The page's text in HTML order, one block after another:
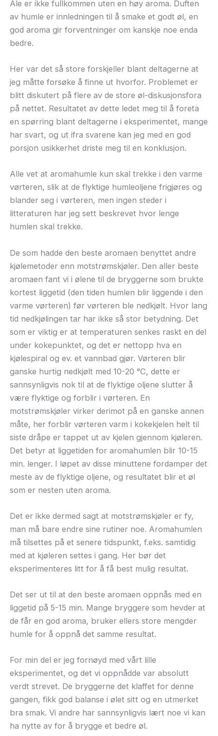
Ale er ikke fullkommen uten en høy aroma. Duften
av humle er innledningen til å smake et godt øl, en
god aroma gir forventninger om kanskje noe enda
bedre.
Her var det så store forskjeller blant deltagerne at
jeg måtte forsøke å finne ut hvorfor. Problemet er
blitt diskutert på flere av de store øl-diskusjonsfora
på nettet. Resultatet av dette ledet meg til å foreta
en spørring blant deltagerne i eksperimentet, mange
har svart, og ut ifra svarene kan jeg med en god
porsjon usikkerhet driste meg til en konklusjon.
Alle vet at aromahumle kun skal trekke i den varme
vørteren, slik at de flyktige humleoljene frigjøres og
blander seg i vørteren, men ingen steder i
litteraturen har jeg sett beskrevet hvor lenge
humlen skal trekke.
De som hadde den beste aromaen benyttet andre
kjølemetoder enn motstrømskjøler. Den aller beste
aromaen fant vi i ølene til de bryggerne som brukte
kortest liggetid (den tiden humlen blir liggende i den
varme vørteren) før vørteren ble nedkjølt. Hvor lang
tid nedkjølingen tar har ikke så stor betydning. Det
som er viktig er at temperaturen senkes raskt en del
under kokepunktet, og det er nettopp hva en
kjølespiral og ev. et vannbad gjør. Vørteren blir
ganske hurtig nedkjølt med 10-20 °C, dette er
sannsynligvis nok til at de flyktige oljene slutter å
være flyktige og forblir i vørteren. En
motstrømskjøler virker derimot på en ganske annen
måte, her forblir vørteren varm i kokekjelen helt til
siste dråpe er tappet ut av kjelen gjennom kjøleren.
Det betyr at liggetiden for aromahumlen blir 10-15
min. lenger. I løpet av disse minuttene fordamper det
meste av de flyktige oljene, og resultatet blir et øl
som er nesten uten aroma.
Det er ikke dermed sagt at motstrømskjøler er fy,
man må bare endre sine rutiner noe. Aromahumlen
må tilsettes på et senere tidspunkt, f.eks. samtidig
med at kjøleren settes i gang. Her bør det
eksperimenteres litt for å få best mulig resultat.
Det ser ut til at den beste aromaen oppnås med en
liggetid på 5-15 min. Mange bryggere som hevder at
de får en god aroma, bruker ellers store mengder
humle for å oppnå det samme resultat.
For min del er jeg fornøyd med vårt lille
eksperimentet, og det vi oppnådde var absolutt
verdt strevet. De bryggerne det klaffet for denne
gangen, fikk god balanse i ølet sitt og en utmerket
bra smak. Vi andre har sannsynligvis lært noe vi kan
ha nytte av for å brygge et bedre øl.